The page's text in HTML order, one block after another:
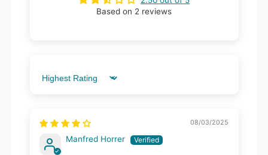
Based on 2 reviews
Sort by
08/03/2025
Manfred Horrer